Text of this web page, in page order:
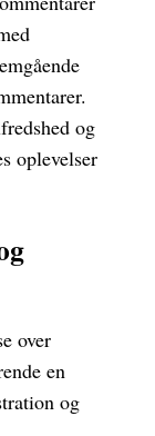
og
oplevelser
over
en
og